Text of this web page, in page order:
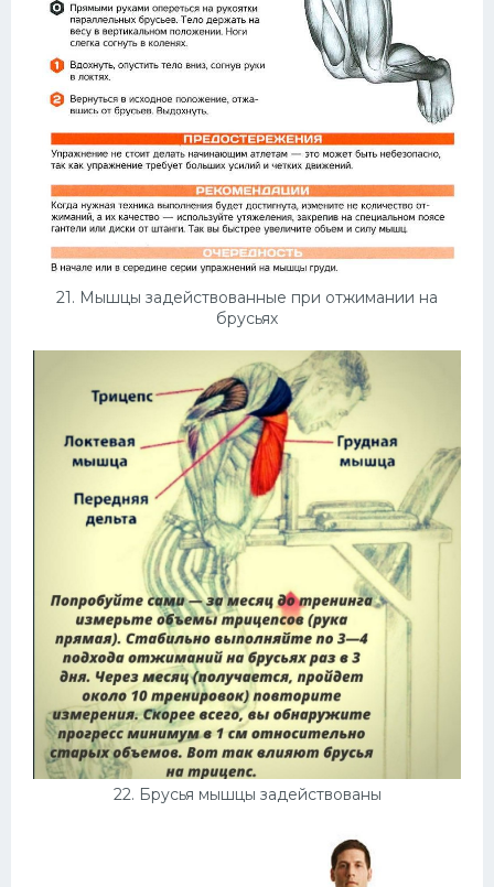
21. Мышцы задействованные при отжимании на
брусьях
22. Брусья мышцы задействованы